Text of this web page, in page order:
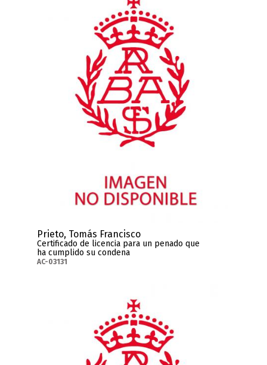
Prieto, Tomás Francisco
Certificado de licencia para un penado que
ha cumplido su condena
AC-03131